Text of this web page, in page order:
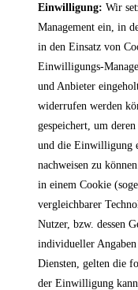
Einwilligung: Wir
Management ein, in
in den Einsatz von
Einwilligungs-
und Anbieter
widerrufen werden
gespeichert, um
und die Einwilligung
nachweisen zu
in einem Cookie
vergleichbarer
Nutzer, bzw. dessen
individueller
Diensten, gelten die
der Einwilligung